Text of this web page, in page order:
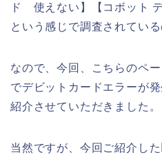
ド 使えない】【コボット
という感じで調査されてい
なので、今回、こちらのペ
でデビットカードエラーが
紹介させていただきました。
当然ですが、今回ご紹介し